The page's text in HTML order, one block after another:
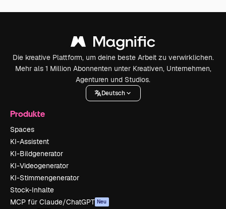
Die kreative Plattform, um deine beste Arbeit zu verwirklichen.
Mehr als 1 Million Abonnenten unter Kreativen, Unternehmen,
Agenturen und Studios.
Deutsch
Produkte
Spaces
KI-Assistent
KI-Bildgenerator
KI-Videogenerator
KI-Stimmengenerator
Stock-Inhalte
MCP für Claude/ChatGPT Neu